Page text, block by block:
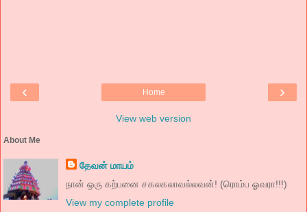
‹ ›
Home
View web version
About Me
தேவன் மாயம்
நான் ஒரு கற்பனை சகலகலாவல்லவன்! (ரொம்ப ஓவரா!!!)
View my complete profile